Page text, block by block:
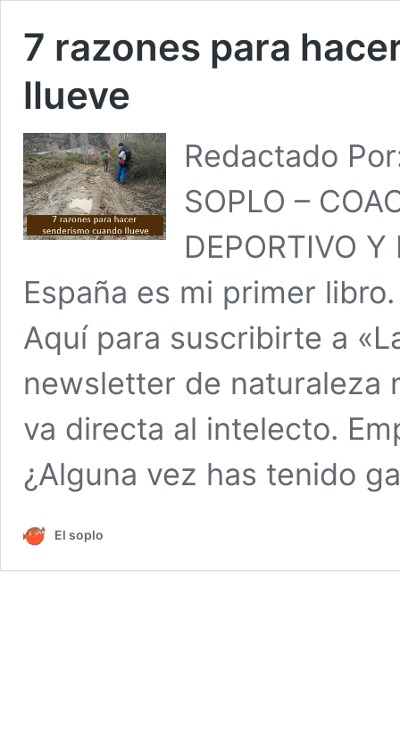
7 razones para
llueve
Redactado
SOPLO –
DEPORTIVO
España es mi primer
Aquí para suscribirte a
newsletter de naturaleza
va directa al intelecto.
¿Alguna vez has tenido
El soplo